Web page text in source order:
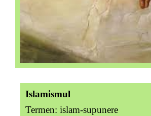
Islamismul
Termen: islam-supunere